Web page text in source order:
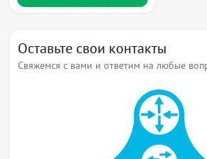
Оставьте свои контакты
Свяжемся с вами и ответим на любые